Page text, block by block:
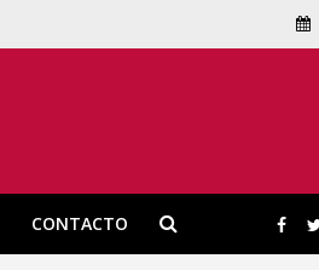
CONTACTO